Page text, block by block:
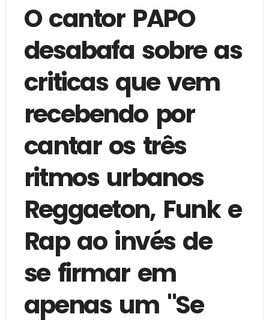
O cantor PAPO
desabafa sobre as
criticas que vem
recebendo por
cantar os três
ritmos urbanos
Reggaeton, Funk e
Rap ao invés de
se firmar em
apenas um "Se